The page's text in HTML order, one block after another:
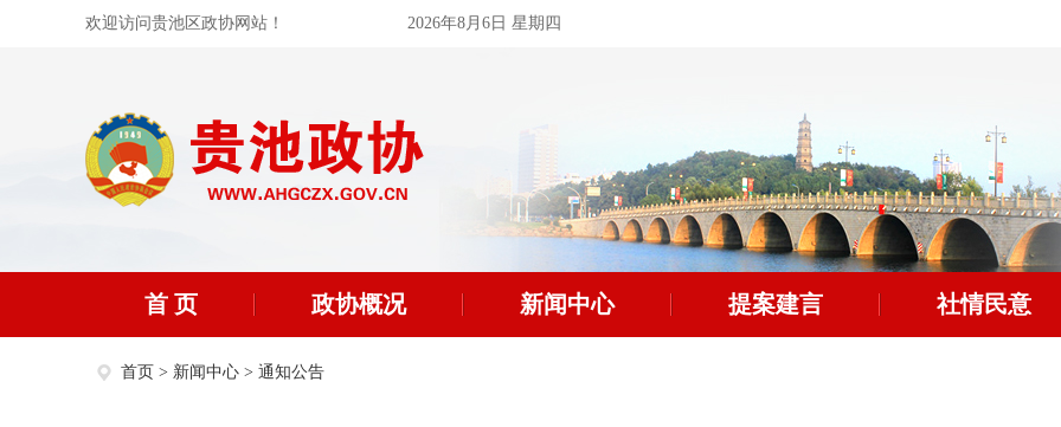
欢迎访问贵池区政协网站！ 2026年8月6日 星期四
首 页 政协概况 新闻中心 提案建言 社情民意
首页 > 新闻中心 > 通知公告